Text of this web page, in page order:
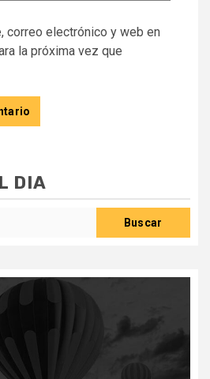
correo electrónico y web en
la próxima vez que
DIA
Buscar